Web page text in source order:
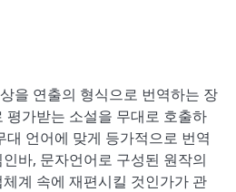
을 연출의 형식으로 번역하는 장
평가받는 소설을 무대로 호출하
대 언어에 맞게 등가적으로 번역
바, 문자언어로 구성된 원작의
계 속에 재편시킬 것인가가 관